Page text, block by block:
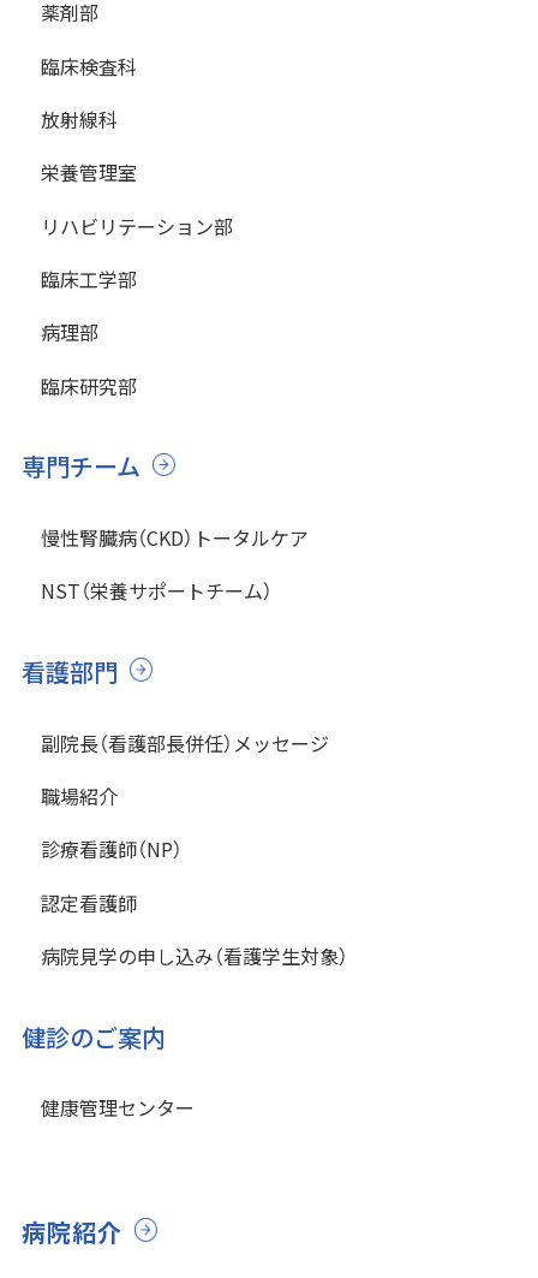
薬剤部
臨床検査科
放射線科
栄養管理室
リハビリテーション部
臨床工学部
病理部
臨床研究部
専門チーム
慢性腎臓病（CKD）トータルケア
NST（栄養サポートチーム）
看護部門
副院長（看護部長併任）メッセージ
職場紹介
診療看護師（NP）
認定看護師
病院見学の申し込み（看護学生対象）
健診のご案内
健康管理センター
病院紹介